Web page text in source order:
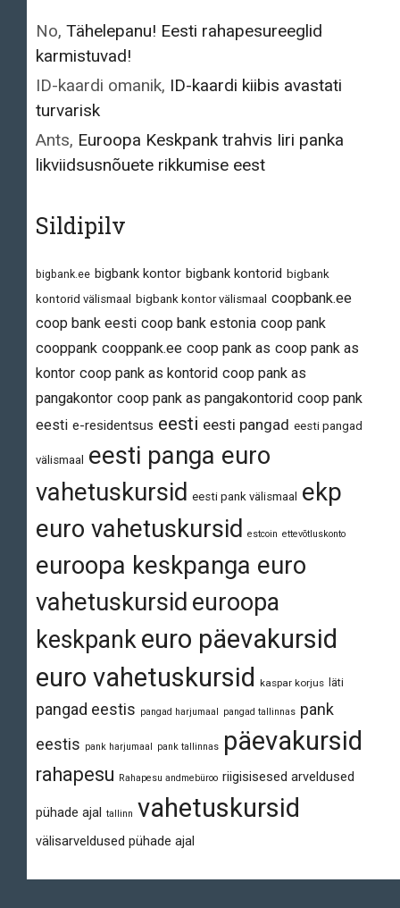
No, Tähelepanu! Eesti rahapesureeglid
karmistuvad!
ID-kaardi omanik, ID-kaardi kiibis avastati
turvarisk
Ants, Euroopa Keskpank trahvis Iiri panka
likviidsusnõuete rikkumise eest
Sildipilv
bigbank.ee bigbank kontor bigbank kontorid bigbank
kontorid välismaal bigbank kontor välismaal coopbank.ee
coop bank eesti coop bank estonia coop pank
cooppank cooppank.ee coop pank as coop pank as
kontor coop pank as kontorid coop pank as
pangakontor coop pank as pangakontorid coop pank
eesti e-residentsus eesti eesti pangad eesti pangad
välismaal eesti panga euro
vahetuskursid eesti pank välismaal ekp
euro vahetuskursid estcoin ettevõtluskonto
euroopa keskpanga euro
vahetuskursid euroopa
keskpankeuro päevakursid
euro vahetuskursid kaspar korjus läti
pangad eestis pangad harjumaal pangad tallinnas pank
eestis pank harjumaal pank tallinnas päevakursid
rahapesu Rahapesu andmebüroo riigisisesed arveldused
pühade ajal tallinn vahetuskursid
välisarveldused pühade ajal